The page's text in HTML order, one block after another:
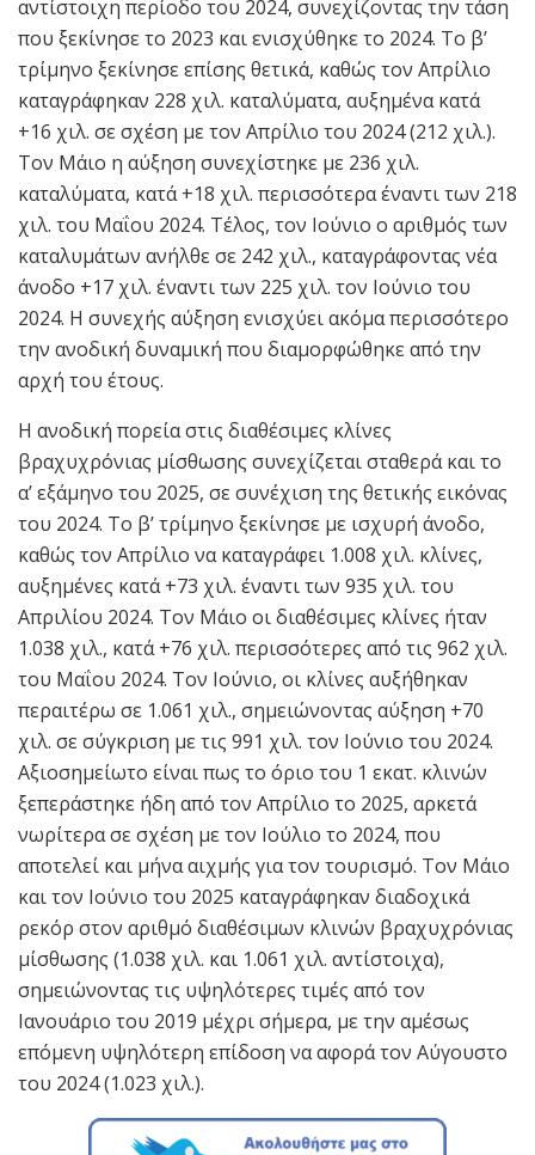
αντίστοιχη περίοδο του 2024, συνεχίζοντας την τάση
που ξεκίνησε το 2023 και ενισχύθηκε το 2024. Το β’
τρίμηνο ξεκίνησε επίσης θετικά, καθώς τον Απρίλιο
καταγράφηκαν 228 χιλ. καταλύματα, αυξημένα κατά
+16 χιλ. σε σχέση με τον Απρίλιο του 2024 (212 χιλ.).
Τον Μάιο η αύξηση συνεχίστηκε με 236 χιλ.
καταλύματα, κατά +18 χιλ. περισσότερα έναντι των 218
χιλ. του Μαΐου 2024. Τέλος, τον Ιούνιο ο αριθμός των
καταλυμάτων ανήλθε σε 242 χιλ., καταγράφοντας νέα
άνοδο +17 χιλ. έναντι των 225 χιλ. τον Ιούνιο του
2024. Η συνεχής αύξηση ενισχύει ακόμα περισσότερο
την ανοδική δυναμική που διαμορφώθηκε από την
αρχή του έτους.
Η ανοδική πορεία στις διαθέσιμες κλίνες
βραχυχρόνιας μίσθωσης συνεχίζεται σταθερά και το
α’ εξάμηνο του 2025, σε συνέχιση της θετικής εικόνας
του 2024. Το β’ τρίμηνο ξεκίνησε με ισχυρή άνοδο,
καθώς τον Απρίλιο να καταγράφει 1.008 χιλ. κλίνες,
αυξημένες κατά +73 χιλ. έναντι των 935 χιλ. του
Απριλίου 2024. Τον Μάιο οι διαθέσιμες κλίνες ήταν
1.038 χιλ., κατά +76 χιλ. περισσότερες από τις 962 χιλ.
του Μαΐου 2024. Τον Ιούνιο, οι κλίνες αυξήθηκαν
περαιτέρω σε 1.061 χιλ., σημειώνοντας αύξηση +70
χιλ. σε σύγκριση με τις 991 χιλ. τον Ιούνιο του 2024.
Αξιοσημείωτο είναι πως το όριο του 1 εκατ. κλινών
ξεπεράστηκε ήδη από τον Απρίλιο το 2025, αρκετά
νωρίτερα σε σχέση με τον Ιούλιο το 2024, που
αποτελεί και μήνα αιχμής για τον τουρισμό. Τον Μάιο
και τον Ιούνιο του 2025 καταγράφηκαν διαδοχικά
ρεκόρ στον αριθμό διαθέσιμων κλινών βραχυχρόνιας
μίσθωσης (1.038 χιλ. και 1.061 χιλ. αντίστοιχα),
σημειώνοντας τις υψηλότερες τιμές από τον
Ιανουάριο του 2019 μέχρι σήμερα, με την αμέσως
επόμενη υψηλότερη επίδοση να αφορά τον Αύγουστο
του 2024 (1.023 χιλ.).